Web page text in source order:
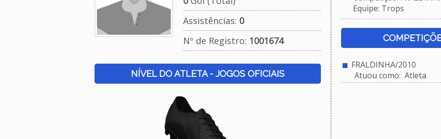
Assistências: 0
Nº de Registro: 1001674
NÍVEL DO ATLETA - JOGOS OFICIAIS
Equipe: Trops
FRALDINHA/2010
Atuou como: Atleta